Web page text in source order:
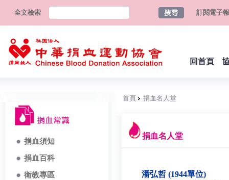
全文檢索 訂閱電子報
回首頁
捐血須知
捐血百科
衛教專區
首頁 捐血名人堂
捐血名人堂
潘弘哲 (1944單位)